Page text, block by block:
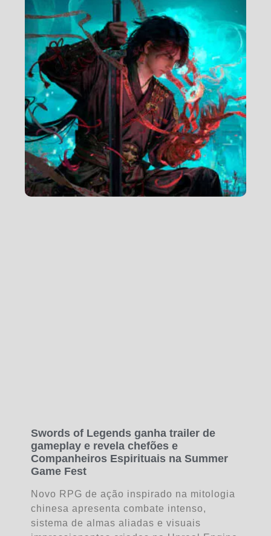
Swords of Legends ganha trailer de
gameplay e revela chefões e
Companheiros Espirituais na Summer
Game Fest
Novo RPG de ação inspirado na mitologia
chinesa apresenta combate intenso,
sistema de almas aliadas e visuais